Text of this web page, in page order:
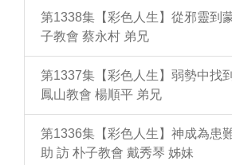
第1338集【彩色人生】從邪靈到
子教會 蔡永村 弟兄
第1337集【彩色人生】弱勢中找
鳳山教會 楊順平 弟兄
第1336集【彩色人生】神成為患
助 訪 朴子教會 戴秀琴 姊妹